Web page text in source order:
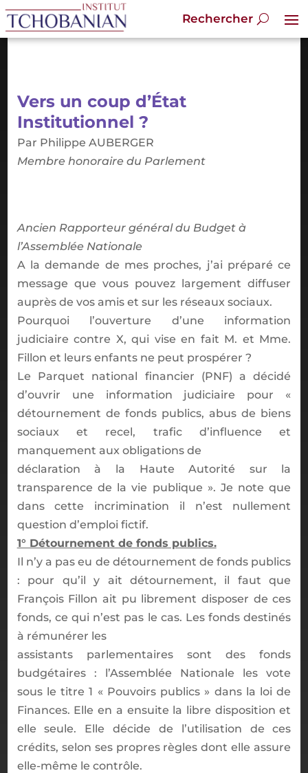
Vers un coup d’État
Institutionnel ?
Par Philippe AUBERGER
Membre honoraire du Parlement
Ancien Rapporteur général du Budget à
l’Assemblée Nationale
A la demande de mes proches, j’ai préparé ce
message que vous pouvez largement diffuser
auprès de vos amis et sur les réseaux sociaux.
Pourquoi l’ouverture d’une information
judiciaire contre X, qui vise en fait M. et Mme.
Fillon et leurs enfants ne peut prospérer ?
Le Parquet national financier (PNF) a décidé
d’ouvrir une information judiciaire pour «
détournement de fonds publics, abus de biens
sociaux et recel, trafic d’influence et
manquement aux obligations de
déclaration à la Haute Autorité sur la
transparence de la vie publique ». Je note que
dans cette incrimination il n’est nullement
question d’emploi fictif.
1° Détournement de fonds publics.
Il n’y a pas eu de détournement de fonds publics
: pour qu’il y ait détournement, il faut que
François Fillon ait pu librement disposer de ces
fonds, ce qui n’est pas le cas. Les fonds destinés
à rémunérer les
assistants parlementaires sont des fonds
budgétaires : l’Assemblée Nationale les vote
sous le titre 1 « Pouvoirs publics » dans la loi de
Finances. Elle en a ensuite la libre disposition et
elle seule. Elle décide de l’utilisation de ces
crédits, selon ses propres règles dont elle assure
elle-même le contrôle.